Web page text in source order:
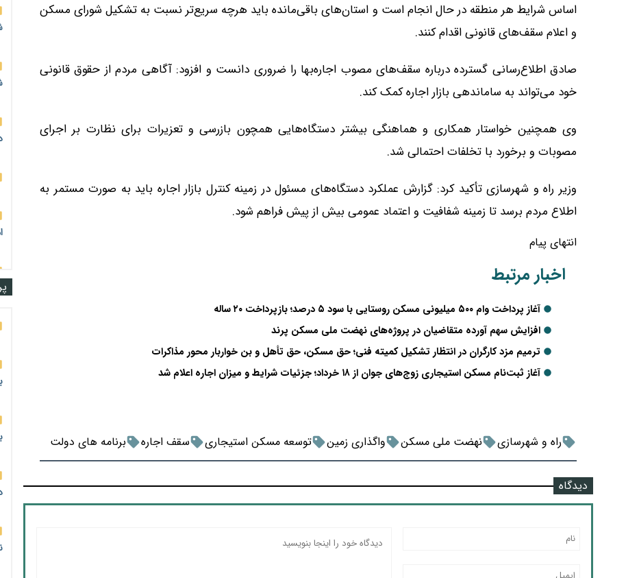
اساس شرایط هر منطقه در حال انجام است و استان‌های باقی‌مانده باید هرچه سریع‌تر نسبت به تشکیل شورای مسکن
و اعلام سقف‌های قانونی اقدام کنند.
صادق اطلاع‌رسانی گسترده درباره سقف‌های مصوب اجاره‌بها را ضروری دانست و افزود: آگاهی مردم از حقوق قانونی
خود می‌تواند به ساماندهی بازار اجاره کمک کند.
وی همچنین خواستار همکاری و هماهنگی بیشتر دستگاه‌هایی همچون بازرسی و تعزیرات برای نظارت بر اجرای
مصوبات و برخورد با تخلفات احتمالی شد.
وزیر راه و شهرسازی تأکید کرد: گزارش عملکرد دستگاه‌های مسئول در زمینه کنترل بازار اجاره باید به صورت مستمر به
اطلاع مردم برسد تا زمینه شفافیت و اعتماد عمومی بیش از پیش فراهم شود.
انتهای پیام
اخبار مرتبط
آغاز پرداخت وام ۵۰۰ میلیونی مسکن روستایی با سود ۵ درصد؛ بازپرداخت ۲۰ ساله
افزایش سهم آورده متقاضیان در پروژه‌های نهضت ملی مسکن پرند
ترمیم مزد کارگران در انتظار تشکیل کمیته فنی؛ حق مسکن، حق تأهل و بن خواربار محور مذاکرات
آغاز ثبت‌نام مسکن استیجاری زوج‌های جوان از ۱۸ خرداد؛ جزئیات شرایط و میزان اجاره اعلام شد
راه و شهرسازی نهضت ملی مسکن واگذاری زمین توسعه مسکن استیجاری سقف اجاره برنامه های دولت
دیدگاه